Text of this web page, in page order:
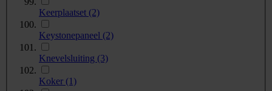
Keerplaatset (2)
Keystonepaneel (2)
Knevelsluiting (3)
Koker (1)